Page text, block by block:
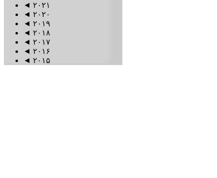
◄ ۲۰۲۱
◄ ۲۰۲۰
◄ ۲۰۱۹
◄ ۲۰۱۸
◄ ۲۰۱۷
◄ ۲۰۱۶
◄ ۲۰۱۵